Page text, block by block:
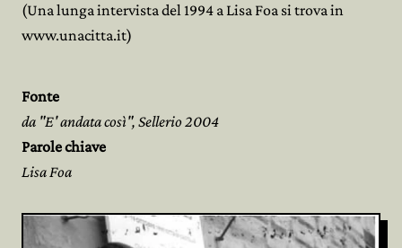
(Una lunga intervista del 1994 a Lisa Foa si trova in
www.unacitta.it)
Fonte
da "E' andata così", Sellerio 2004
Parole chiave
Lisa Foa